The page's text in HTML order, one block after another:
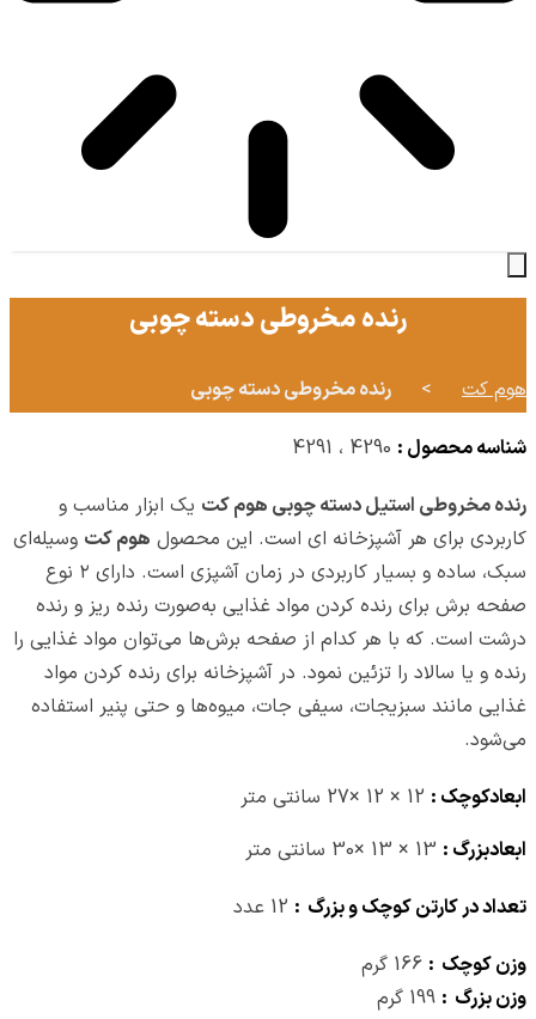
رنده مخروطی دسته چوبی
هوم کت > رنده مخروطی دسته چوبی
شناسه محصول :
رنده مخروطی استیل دسته چوبی هوم کت یک ابزار مناسب و
کاربردی برای هر آشپزخانه‌ ای است. این محصول هوم کت وسیله‌ای
سبک، ساده و بسیار کاربردی در زمان آشپزی است. دارای ۲ نوع
صفحه برش برای رنده کردن مواد غذایی به‌صورت رنده ریز و رنده
درشت است. که با هر کدام از صفحه برش‌ها می‌توان مواد غذایی را
رنده و یا سالاد را تزئین نمود. در آشپزخانه برای رنده کردن مواد
غذایی مانند سبزیجات، سیفی جات، میوه‌ها و حتی پنیر استفاده
می‌شود.
ابعادکوچک :
ابعادبزرگ :
تعداد در کارتن کوچک و بزرگ :
وزن کوچک :
وزن بزرگ :